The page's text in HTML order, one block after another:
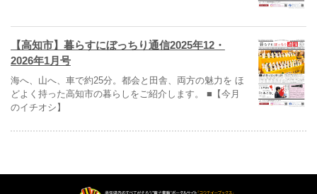
【高知市】暮らすにぼっちり通信2025年12・
2026年1月号
海へ、山へ、車で約25分。都会と田舎、両方の魅力を ほ
どよく持った高知市の暮らしをご紹介します。 ■【今月
のイチオシ】